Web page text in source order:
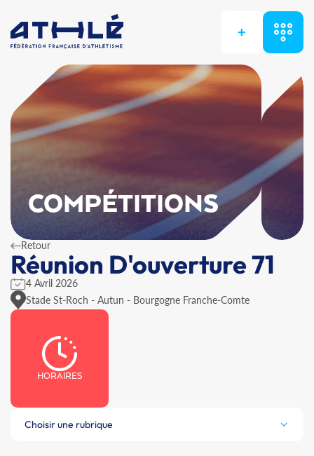
+
COMPÉTITIONS
Retour
Réunion D'ouverture 71
4 Avril 2026
Stade St-Roch - Autun - Bourgogne Franche-Comte
HORAIRES
Choisir une rubrique